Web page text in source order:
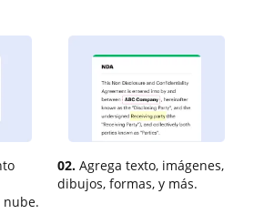
nube.
02. Agrega texto, imágenes,
dibujos, formas, y más.